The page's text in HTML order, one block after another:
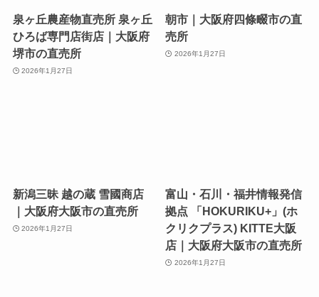
泉ヶ丘農産物直売所 泉ヶ丘
ひろば専門店街店｜大阪府
堺市の直売所
2026年1月27日
朝市｜大阪府四條畷市の直
売所
2026年1月27日
新潟三昧 越の蔵 雪國商店
｜大阪府大阪市の直売所
2026年1月27日
富山・石川・福井情報発信
拠点 「HOKURIKU+」(ホ
クリクプラス) KITTE大阪
店｜大阪府大阪市の直売所
2026年1月27日